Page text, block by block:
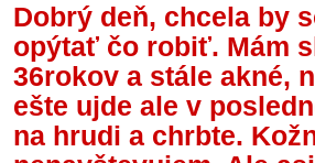
Dobrý deň, chcela by
opýtať čo robiť. Mám
36rokov a stále akné,
ešte ujde ale v
na hrudi a chrbte.